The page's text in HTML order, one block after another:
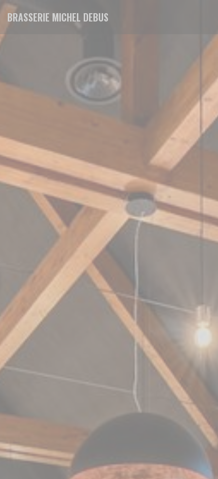
Personalizing your cookie choices
BRASSERIE MICHEL DEBUS